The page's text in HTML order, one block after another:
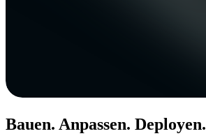
Bauen. Anpassen. Deployen.